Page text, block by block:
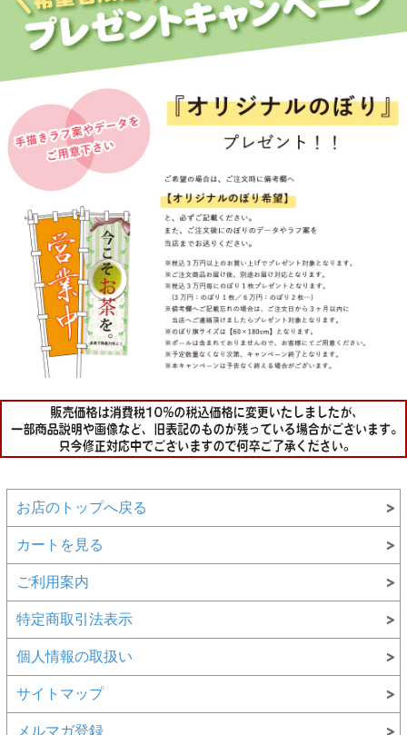
お店のトップへ戻る
カートを見る
ご利用案内
特定商取引法表示
個人情報の取扱い
サイトマップ
メルマガ登録